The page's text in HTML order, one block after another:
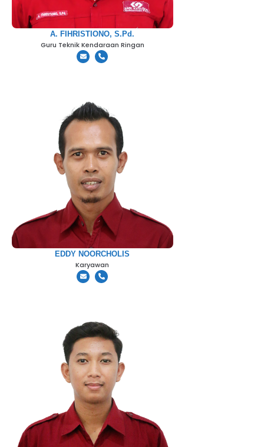
A. FIHRISTIONO, S.Pd.
Guru Teknik Kendaraan Ringan
EDDY NOORCHOLIS
Karyawan